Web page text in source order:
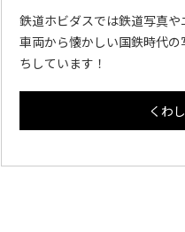
鉄道ホビダスでは鉄道写真
車両から懐かしい国鉄時代
ちしています！
くわ